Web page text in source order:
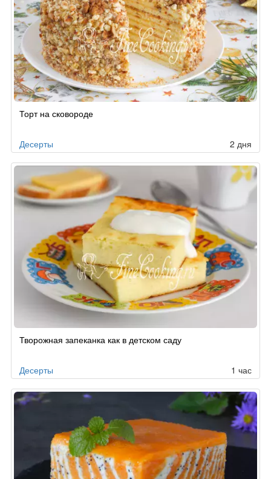
по
Торт на сковороде
Десерты 2 дня
Творожная запеканка как в детском саду
Десерты 1 час